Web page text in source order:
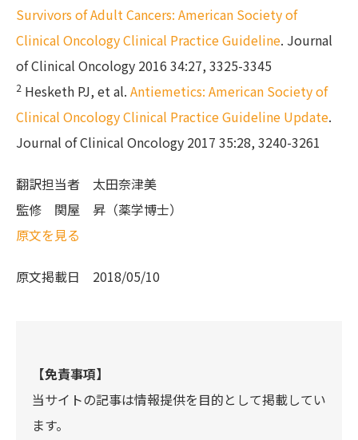
Survivors of Adult Cancers: American Society of
Clinical Oncology Clinical Practice Guideline. Journal
of Clinical Oncology 2016 34:27, 3325-3345
​2 Hesketh PJ, et al. Antiemetics: American Society of
Clinical Oncology Clinical Practice Guideline Update.
Journal of Clinical Oncology 2017 35:28, 3240-3261
翻訳担当者 太田奈津美
監修 関屋 昇（薬学博士）
原文を見る
原文掲載日 2018/05/10
【免責事項】
当サイトの記事は情報提供を目的として掲載してい
ます。